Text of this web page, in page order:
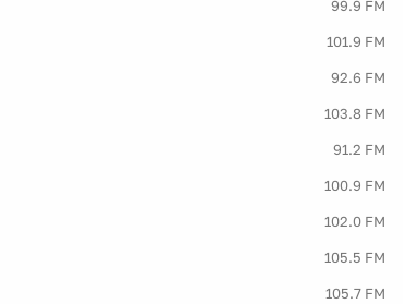
99.9 FM
101.9 FM
92.6 FM
103.8 FM
91.2 FM
100.9 FM
102.0 FM
105.5 FM
105.7 FM